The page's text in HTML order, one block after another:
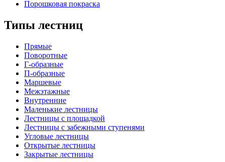
Порошковая покраска
Типы лестниц
Прямые
Поворотные
Г-образные
П-образные
Маршевые
Межэтажные
Внутренние
Маленькие лестницы
Лестницы с площадкой
Лестницы с забежными ступенями
Угловые лестницы
Открытые лестницы
Закрытые лестницы